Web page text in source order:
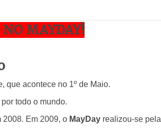
MAYDAY!
que acontece no 1º de Maio.
todo o mundo.
2008. Em 2009, o MayDay realizou-se pela